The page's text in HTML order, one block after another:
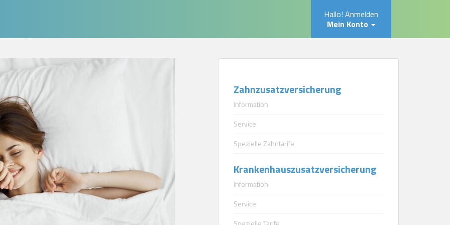
Hallo! Anmelden
Mein Konto
Zahnzusatzversicherung
Information
Service
Spezielle Zahntarife
Krankenhauszusatzversicherung
Information
Service